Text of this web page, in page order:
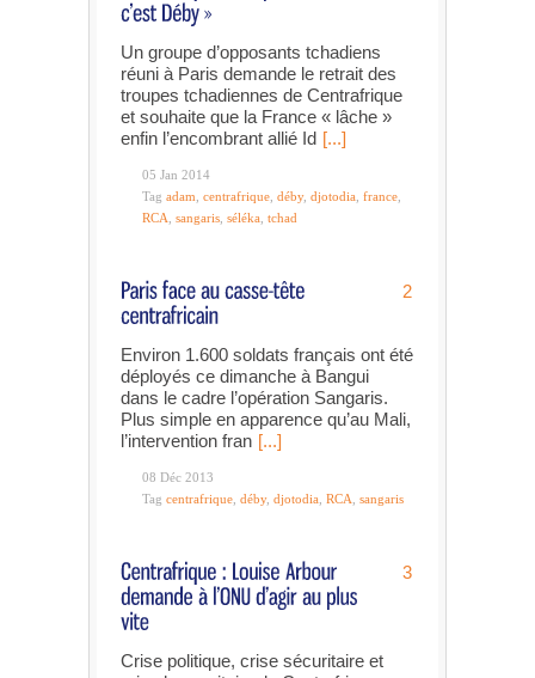
Un groupe d’opposants tchadiens
réuni à Paris demande le retrait des
troupes tchadiennes de Centrafrique
et souhaite que la France « lâche »
enfin l’encombrant allié Id [...]
05 Jan 2014
Tag adam centrafrique déby, djotodia france
RCA sangaris séléka tchad
2
Environ 1.600 soldats français ont été
déployés ce dimanche à Bangui
dans le cadre l’opération Sangaris.
Plus simple en apparence qu’au Mali,
l’intervention fran [...]
08 Déc 2013
Tag centrafrique déby, djotodia RCA sangaris
3
Crise politique, crise sécuritaire et